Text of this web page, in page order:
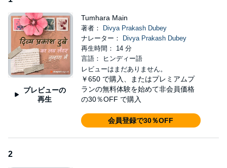
©2021 Storytel Original IN (P)2021 Storytel Original IN
プレビューの
再生
Tumhara Main
著者：
Divya Prakash Dubey
ナレーター：
Divya Prakash Dubey
再生時間： 14 分
言語： ヒンディー語
レビューはまだありません。
￥650 で購入、またはプレミアムプ
ランの無料体験を始めて非会員価格
の30％OFF で購入
会員登録で30％OFF
2